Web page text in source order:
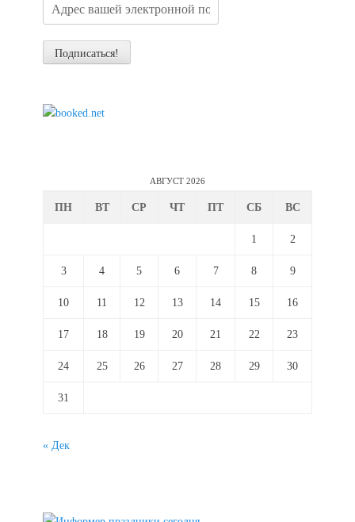
АВГУСТ 2026
ПН ВТ СР ЧТ ПТ СБ ВС
1 2
3 4 5 6 7 8 9
10 11 12 13 14 15 16
17 18 19 20 21 22 23
24 25 26 27 28 29 30
31
« Дек